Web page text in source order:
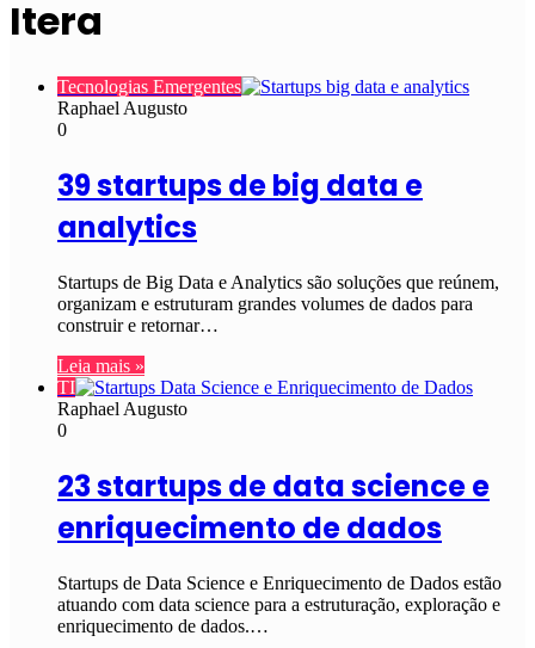
Itera
Tecnologias Emergentes
Raphael Augusto
0
39 startups de big data e
analytics
Startups de Big Data e Analytics são soluções que reúnem,
organizam e estruturam grandes volumes de dados para
construir e retornar…
Leia mais »
TI
Raphael Augusto
0
23 startups de data science e
enriquecimento de dados
Startups de Data Science e Enriquecimento de Dados estão
atuando com data science para a estruturação, exploração e
enriquecimento de dados.…